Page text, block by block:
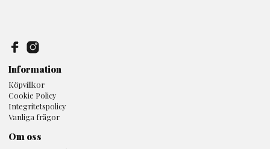
Om oss
Information
Köpvillkor
Cookie Policy
Integritetspolicy
Vanliga frågor